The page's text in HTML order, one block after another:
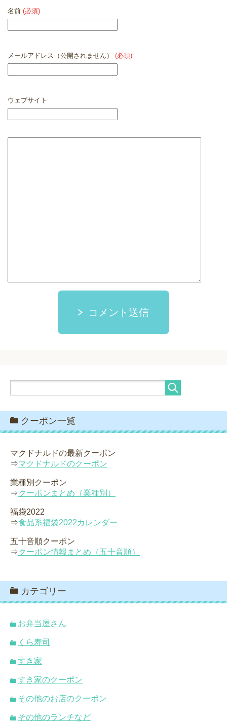
名前 (必須)
メールアドレス（公開されません） (必須)
ウェブサイト
コメント送信
クーポン一覧
マクドナルドの最新クーポン
⇒マクドナルドのクーポン
業種別クーポン
⇒クーポンまとめ（業種別）
福袋2022
⇒食品系福袋2022カレンダー
五十音順クーポン
⇒クーポン情報まとめ（五十音順）
カテゴリー
お弁当屋さん
くら寿司
すき家
すき家のクーポン
その他のお店のクーポン
その他のランチなど